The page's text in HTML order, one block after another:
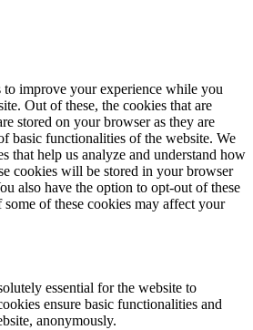
to improve your experience while you
Out of these, the cookies that are
stored on your browser as they are
basic functionalities of the website. We
that help us analyze and understand how
cookies will be stored in your browser
also have the option to opt-out of these
of these cookies may affect your
essential for the website to
ensure basic functionalities and
anonymously.